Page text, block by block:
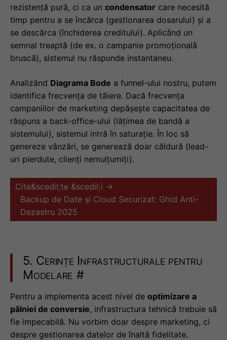
rezistență pură, ci ca un condensator care necesită
timp pentru a se încărca (gestionarea dosarului) și a
se descărca (închiderea creditului). Aplicând un
semnal treaptă (de ex. o campanie promoțională
bruscă), sistemul nu răspunde instantaneu.
Analizând Diagrama Bode a funnel-ului nostru, putem
identifica frecvența de tăiere. Dacă frecvența
campaniilor de marketing depășește capacitatea de
răspuns a back-office-ului (lățimea de bandă a
sistemului), sistemul intră în saturație. În loc să
genereze vânzări, se generează doar căldură (lead-
uri pierdute, clienți nemulțumiți).
Cite&scedil;te &scedil;i →
Backup de Date și Cloud Securizat: Ghid Anti-
Dezastru 2025
5. Cerințe Infrastructurale pentru
Modelare #
Pentru a implementa acest nivel de optimizare a
pâlniei de conversie, infrastructura tehnică trebuie să
fie impecabilă. Nu vorbim doar despre marketing, ci
despre gestionarea datelor de înaltă fidelitate.